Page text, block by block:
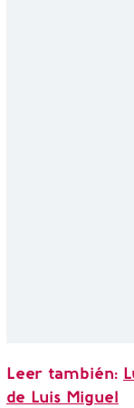
Leer también:
de Luis Miguel